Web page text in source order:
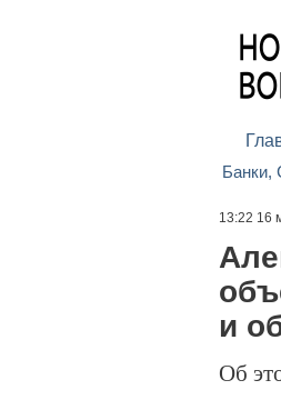
Банки,
13:22 16
и
Об